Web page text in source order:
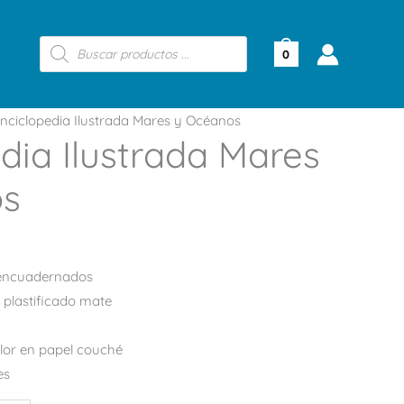
Búsqueda
de
productos
0
Ilustrada Mares y Océanos
Ilustrada Mares
plastificado mate
en papel couché